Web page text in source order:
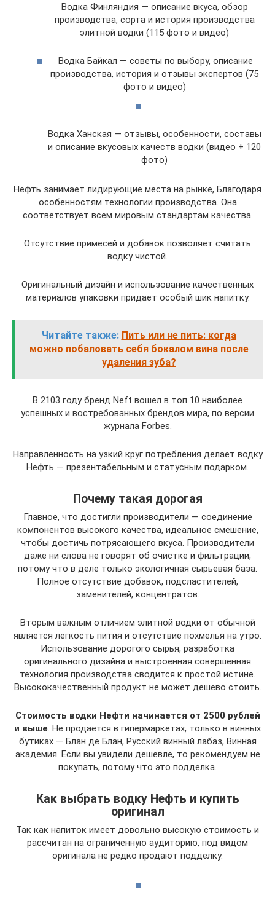
Водка Финляндия — описание вкуса, обзор
производства, сорта и история производства
элитной водки (115 фото и видео)
Водка Байкал — советы по выбору, описание
производства, история и отзывы экспертов (75
фото и видео)
Водка Ханская — отзывы, особенности, составы
и описание вкусовых качеств водки (видео + 120
фото)
Нефть занимает лидирующие места на рынке, Благодаря
особенностям технологии производства. Она
соответствует всем мировым стандартам качества.
Отсутствие примесей и добавок позволяет считать
водку чистой.
Оригинальный дизайн и использование качественных
материалов упаковки придает особый шик напитку.
Читайте также: Пить или не пить: когда
можно побаловать себя бокалом вина после
удаления зуба?
В 2103 году бренд Neft вошел в топ 10 наиболее
успешных и востребованных брендов мира, по версии
журнала Forbes.
Направленность на узкий круг потребления делает водку
Нефть — презентабельным и статусным подарком.
Почему такая дорогая
Главное, что достигли производители — соединение
компонентов высокого качества, идеальное смешение,
чтобы достичь потрясающего вкуса. Производители
даже ни слова не говорят об очистке и фильтрации,
потому что в деле только экологичная сырьевая база.
Полное отсутствие добавок, подсластителей,
заменителей, концентратов.
Вторым важным отличием элитной водки от обычной
является легкость пития и отсутствие похмелья на утро.
Использование дорогого сырья, разработка
оригинального дизайна и выстроенная совершенная
технология производства сводится к простой истине.
Высококачественный продукт не может дешево стоить.
Стоимость водки Нефти начинается от 2500 рублей
и выше. Не продается в гипермаркетах, только в винных
бутиках — Блан де Блан, Русский винный лабаз, Винная
академия. Если вы увидели дешевле, то рекомендуем не
покупать, потому что это подделка.
Как выбрать водку Нефть и купить
оригинал
Так как напиток имеет довольно высокую стоимость и
рассчитан на ограниченную аудиторию, под видом
оригинала не редко продают подделку.